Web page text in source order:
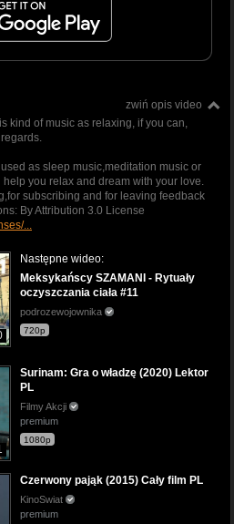
zwiń opis video
kind of music as relaxing, if you can,
as sleep music,meditation music or
you relax and dream with your love.
subscribing and for leaving feedback
By Attribution 3.0 License
...
Następne wideo:
Meksykańscy SZAMANI - Rytuały
oczyszczania ciała #11
podrozewojownika
720p
Surinam: Gra o władzę (2020) Lektor
PL
Filmy Akcji
premium
1080p
Czerwony pająk (2015) Cały film PL
KinoSwiat
premium